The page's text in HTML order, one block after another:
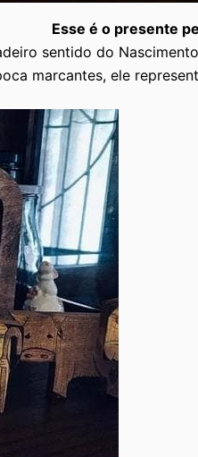
Esse é o presente
sentido do
marcantes, ele